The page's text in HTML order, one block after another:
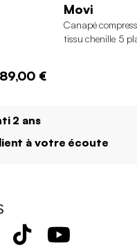
89,00 €
Movi
Canapé
tissu chenille 5
2 ans
à votre écoute